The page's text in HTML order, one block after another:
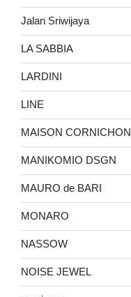
Jalan Sriwijaya
LA SABBIA
LARDINI
LINE
MAISON CORNICHON
MANIKOMIO DSGN
MAURO de BARI
MONARO
NASSOW
NOISE JEWEL